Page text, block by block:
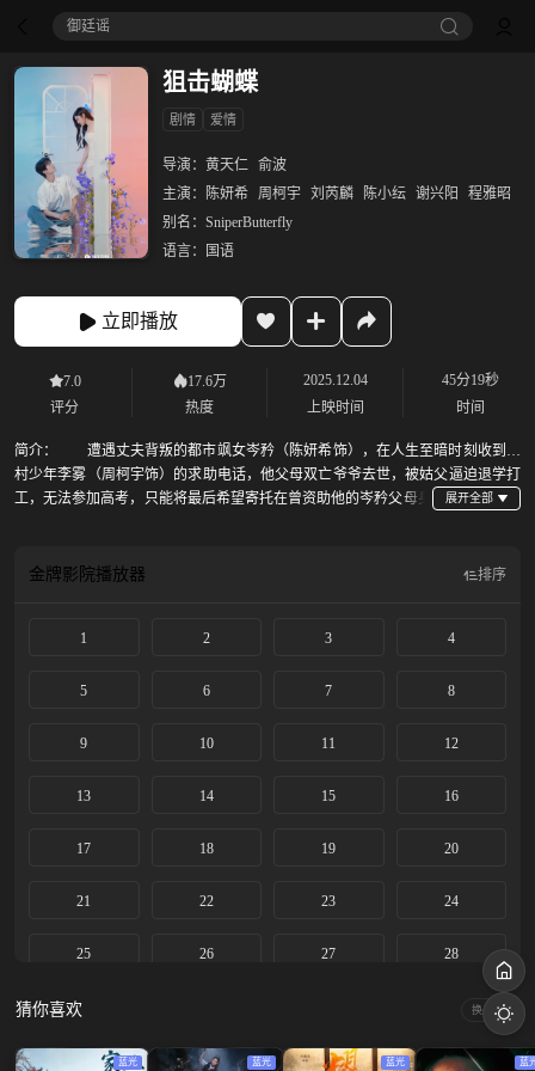
御廷谣‎
狙击蝴蝶
剧情 爱情
导演： 黄天仁 俞波
主演：
陈妍希 周柯宇 刘芮麟 陈小纭 谢兴阳
程雅昭
别名： SniperButterfly
语言：
国语
立即播放
7.0
评分
17.6万
热度
2025.12.04
上映时间
45分19秒
时间
简介：
遭遇丈夫背叛的都市飒女岑矜（陈妍希饰），在人生至暗时刻收到山
村少年李雾（周柯宇饰）的求助电话，他父母双亡爷爷去世，被姑父逼迫退学打
工，无法参加高考，只能将最后希望寄托在曾资助他的岑矜父母身
事，嘴上拒绝实则早已动了真心...... 该剧改编自七宝酥同名小说。
金牌影院播放器 排序
1 2 3 4
5 6 7 8
9 10 11 12
13 14 15 16
17 18 19 20
21 22 23 24
25 26 27 28
29
猜你喜欢 换一换
蓝光 蓝光 蓝光 蓝